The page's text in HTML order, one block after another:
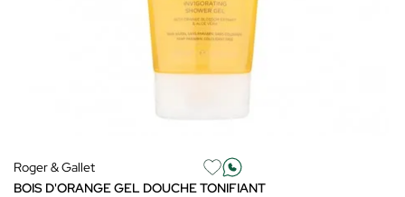
Roger & Gallet
BOIS D'ORANGE GEL DOUCHE TONIFIANT